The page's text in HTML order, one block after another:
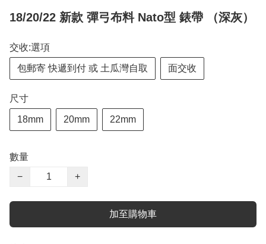
18/20/22 新款 彈弓布料 Nato型 錶帶 （深灰）
交收:選項
包郵寄 快遞到付 或 土瓜灣自取 面交收
尺寸
18mm 20mm 22mm
數量
−
+
加至購物車